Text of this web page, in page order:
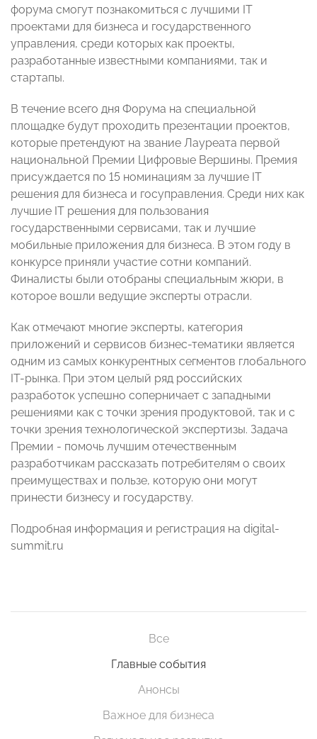
форума смогут познакомиться с лучшими IT
проектами для бизнеса и государственного
управления, среди которых как проекты,
разработанные известными компаниями, так и
стартапы.
В течение всего дня Форума на специальной
площадке будут проходить презентации проектов,
которые претендуют на звание Лауреата первой
национальной Премии Цифровые Вершины. Премия
присуждается по 15 номинациям за лучшие IT
решения для бизнеса и госуправления. Среди них как
лучшие IT решения для пользования
государственными сервисами, так и лучшие
мобильные приложения для бизнеса. В этом году в
конкурсе приняли участие сотни компаний.
Финалисты были отобраны специальным жюри, в
которое вошли ведущие эксперты отрасли.
Как отмечают многие эксперты, категория
приложений и сервисов бизнес-тематики является
одним из самых конкурентных сегментов глобального
IT-рынка. При этом целый ряд российских
разработок успешно соперничает с западными
решениями как с точки зрения продуктовой, так и с
точки зрения технологической экспертизы. Задача
Премии - помочь лучшим отечественным
разработчикам рассказать потребителям о своих
преимуществах и пользе, которую они могут
принести бизнесу и государству.
Подробная информация и регистрация на digital-
summit.ru
Все
Главные события
Анонсы
Важное для бизнеса